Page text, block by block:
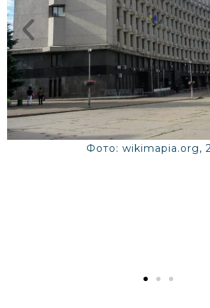
Фото: wikimapia.org,